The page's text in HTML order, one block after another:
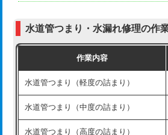
モルタル補修（厚さ10㎝超え）
洗面台設置
化粧台設置
式）)
式・ワンホール）)
交換・取付(排水栓・排水トラップ
水道管つまり・水漏れ修理の作
作業内容
水道管つまり（軽度の詰まり）
水道管つまり（中度の詰まり）
水道管つまり（高度の詰まり）